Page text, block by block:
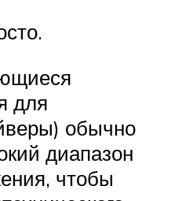
для
обычно
диапазон
чтобы